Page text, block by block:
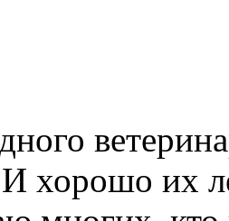
хорошо их